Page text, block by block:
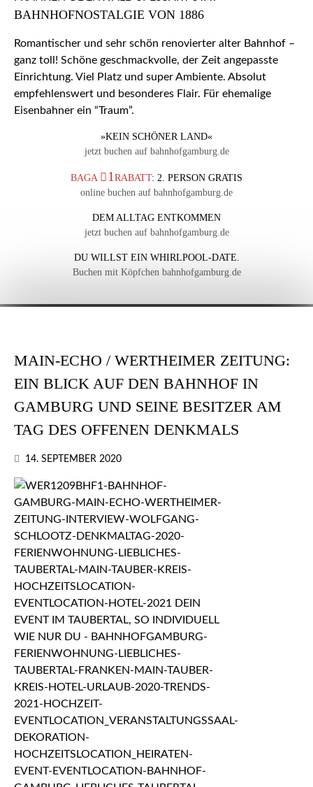
BAHNHOFNOSTALGIE VON 1886
Romantischer und sehr schön renovierter alter Bahnhof –
ganz toll! Schöne geschmackvolle, der Zeit angepasste
Einrichtung. Viel Platz und super Ambiente. Absolut
empfehlenswert und besonderes Flair. Für ehemalige
Eisenbahner ein “Traum”.
»KEIN SCHÖNER LAND«
jetzt buchen auf bahnhofgamburg.de
BAGA 1 RABATT: 2. PERSON GRATIS
online buchen auf bahnhofgamburg.de
DEM ALLTAG ENTKOMMEN
jetzt buchen auf bahnhofgamburg.de
DU WILLST EIN WHIRLPOOL-DATE.
Buchen mit Köpfchen bahnhofgamburg.de
MAIN-ECHO / WERTHEIMER ZEITUNG:
EIN BLICK AUF DEN BAHNHOF IN
GAMBURG UND SEINE BESITZER AM
TAG DES OFFENEN DENKMALS
14. SEPTEMBER 2020